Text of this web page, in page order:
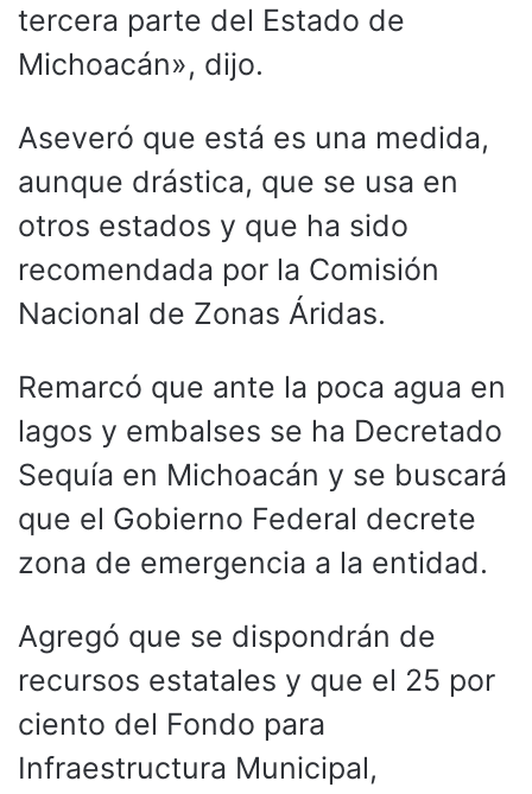
tercera parte del Estado de
Michoacán», dijo.
Aseveró que está es una medida,
aunque drástica, que se usa en
otros estados y que ha sido
recomendada por la Comisión
Nacional de Zonas Áridas.
Remarcó que ante la poca agua en
lagos y embalses se ha Decretado
Sequía en Michoacán y se buscará
que el Gobierno Federal decrete
zona de emergencia a la entidad.
Agregó que se dispondrán de
recursos estatales y que el 25 por
ciento del Fondo para
Infraestructura Municipal,